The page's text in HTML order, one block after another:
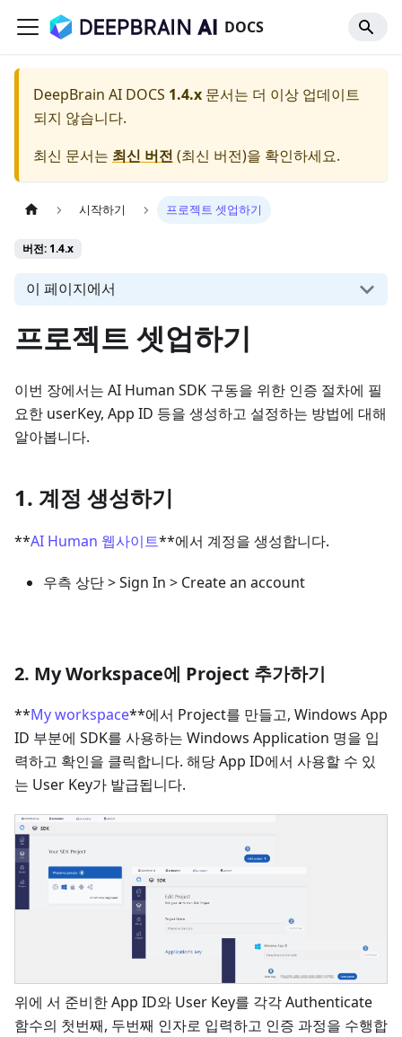
DOCS
DeepBrain AI DOCS 1.4.x 문서는 더 이상 업데이트
되지 않습니다.
최신 문서는 최신 버전 (최신 버전)을 확인하세요.
시작하기 프로젝트 셋업하기
버전: 1.4.x
이 페이지에서
프로젝트 셋업하기
이번 장에서는 AI Human SDK 구동을 위한 인증 절차에 필
요한 userKey, App ID 등을 생성하고 설정하는 방법에 대해
알아봅니다.
1. 계정 생성하기
**AI Human 웹사이트**에서 계정을 생성합니다.
우측 상단 > Sign In > Create an account
2. My Workspace에 Project 추가하기
**My workspace**에서 Project를 만들고, Windows App
ID 부분에 SDK를 사용하는 Windows Application 명을 입
력하고 확인을 클릭합니다. 해당 App ID에서 사용할 수 있
는 User Key가 발급됩니다.
위에 서 준비한 App ID와 User Key를 각각 Authenticate
함수의 첫번째, 두번째 인자로 입력하고 인증 과정을 수행합